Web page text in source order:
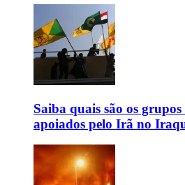
Saiba quais são os
apoiados pelo Irã no